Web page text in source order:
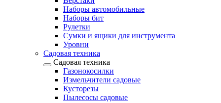
Наборы автомобильные
Наборы бит
Рулетки
Сумки и ящики для инструмента
Уровни
Садовая техника
Садовая техника
Газонокосилки
Измельчители садовые
Кусторезы
Пылесосы садовые